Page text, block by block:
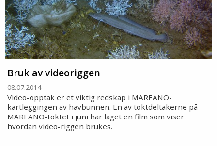
Bruk av videoriggen
08.07.2014
Video-opptak er et viktig redskap i MAREANO-
kartleggingen av havbunnen. En av toktdeltakerne på
MAREANO-toktet i juni har laget en film som viser
hvordan video-riggen brukes.